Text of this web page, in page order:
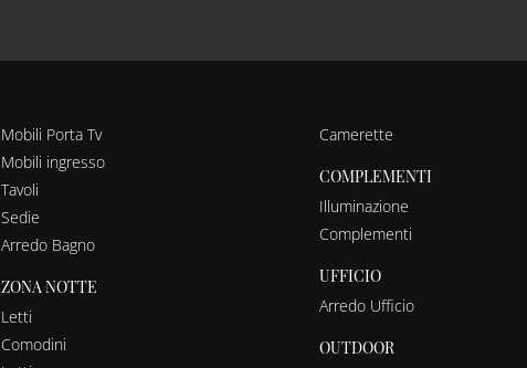
Mobili Porta Tv
Mobili ingresso
Tavoli
Sedie
Arredo Bagno
ZONA NOTTE
Letti
Comodini
Camerette
COMPLEMENTI
Illuminazione
Complementi
UFFICIO
Arredo Ufficio
OUTDOOR